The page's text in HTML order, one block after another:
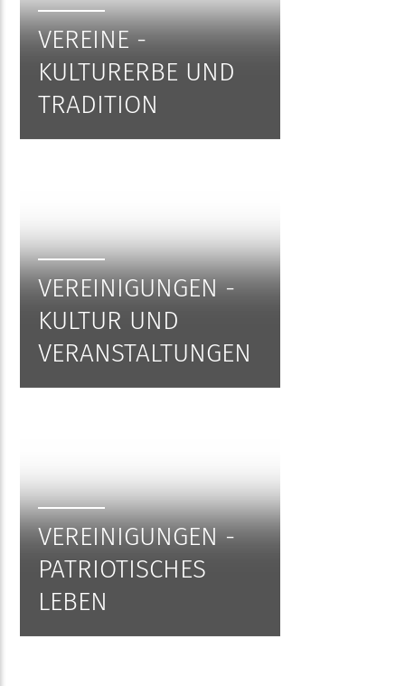
VEREINE -
KULTURERBE UND
TRADITION
VEREINIGUNGEN -
KULTUR UND
VERANSTALTUNGEN
VEREINIGUNGEN -
PATRIOTISCHES
LEBEN